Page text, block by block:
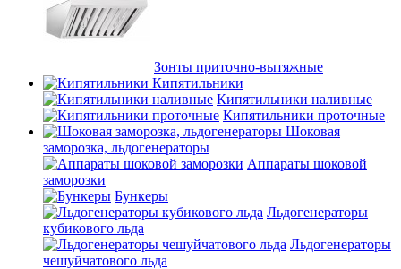
Зонты приточно-вытяжные
Кипятильники
Кипятильники наливные
Кипятильники проточные
Шоковая
заморозка, льдогенераторы
Аппараты шоковой
заморозки
Бункеры
Льдогенераторы
кубикового льда
Льдогенераторы
чешуйчатового льда